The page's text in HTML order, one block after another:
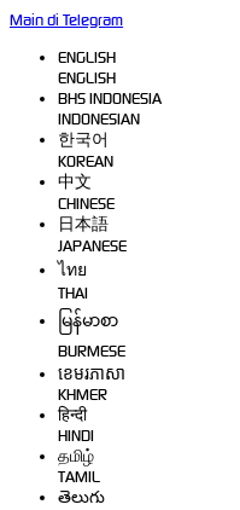
Main di Telegram
ENGLISH
ENGLISH
BHS INDONESIA
INDONESIAN
한국어
KOREAN
中文
CHINESE
日本語
JAPANESE
ไทย
THAI
မြန်မာစာ
BURMESE
ខេមរភាសា
KHMER
हिन्दी
HINDI
தமிழ்
TAMIL
తెలుగు